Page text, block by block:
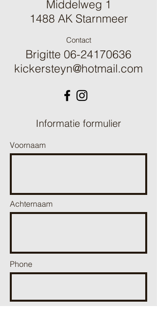
Middelweg 1
1488 AK Starnmeer
Contact
Brigitte 06-24170636
kickersteyn@hotmail.com
Informatie formulier
Voornaam
Achternaam
Phone